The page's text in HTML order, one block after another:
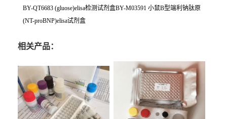
BY-QT6683 (gluose)elisa检测试剂盒BY-M03591 小鼠B型端利钠肽原
(NT-proBNP)elisa试剂盒
相关产品：